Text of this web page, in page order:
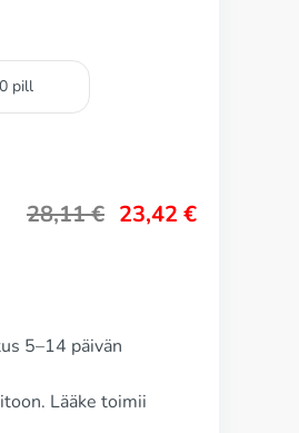
pill
28,11€ 23,42 €
5–14 päivän
Lääke toimii